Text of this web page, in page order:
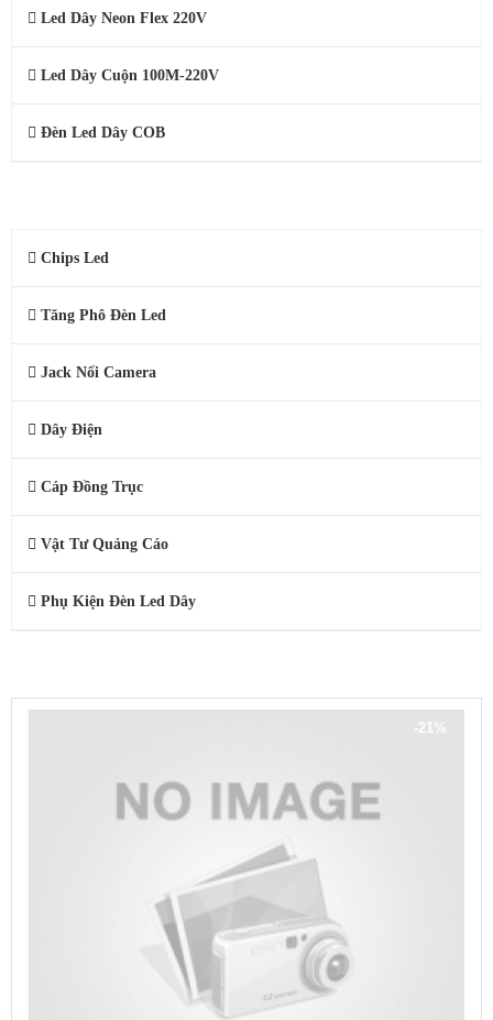
Led Dây Neon Flex 220V
Led Dây Cuộn 100M-220V
Đèn Led Dây COB
Chips Led
Tăng Phô Đèn Led
Jack Nối Camera
Dây Điện
Cáp Đồng Trục
Vật Tư Quảng Cáo
Phụ Kiện Đèn Led Dây
-21%